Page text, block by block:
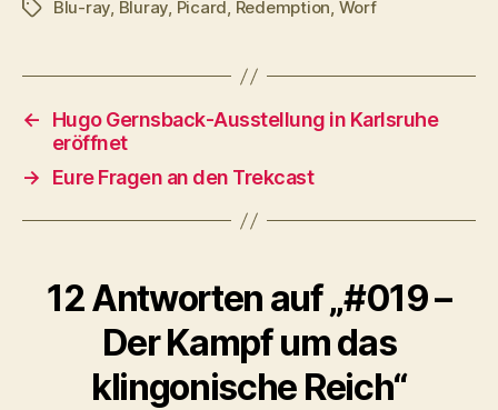
e
Schlagwörter
Blu-ray, Bluray, Picard, Redemption, Worf
←
Hugo Gernsback-Ausstellung in Karlsruhe
eröffnet
→
Eure Fragen an den Trekcast
12 Antworten auf „#019 –
Der Kampf um das
klingonische Reich“